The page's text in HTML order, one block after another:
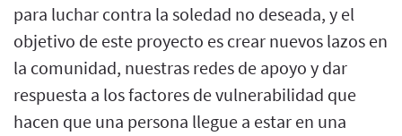
para luchar contra la soledad no deseada, y el
objetivo de este proyecto es crear nuevos lazos en
la comunidad, nuestras redes de apoyo y dar
respuesta a los factores de vulnerabilidad que
hacen que una persona llegue a estar en una